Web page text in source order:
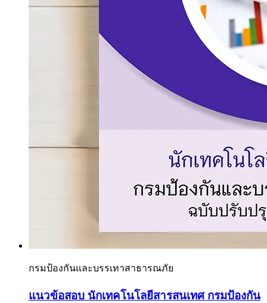
กรมป้องกันและบรรเทาสาธารณภัย
แนวข้อสอบ นักเทคโนโลยีสารสนเทศ กรมป้องกัน